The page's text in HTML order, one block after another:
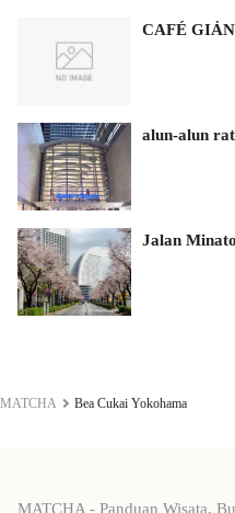
CAFÉ
alun-alun
Jalan
MATCHA Bea Cukai Yokohama
MATCHA - Panduan Wisata,